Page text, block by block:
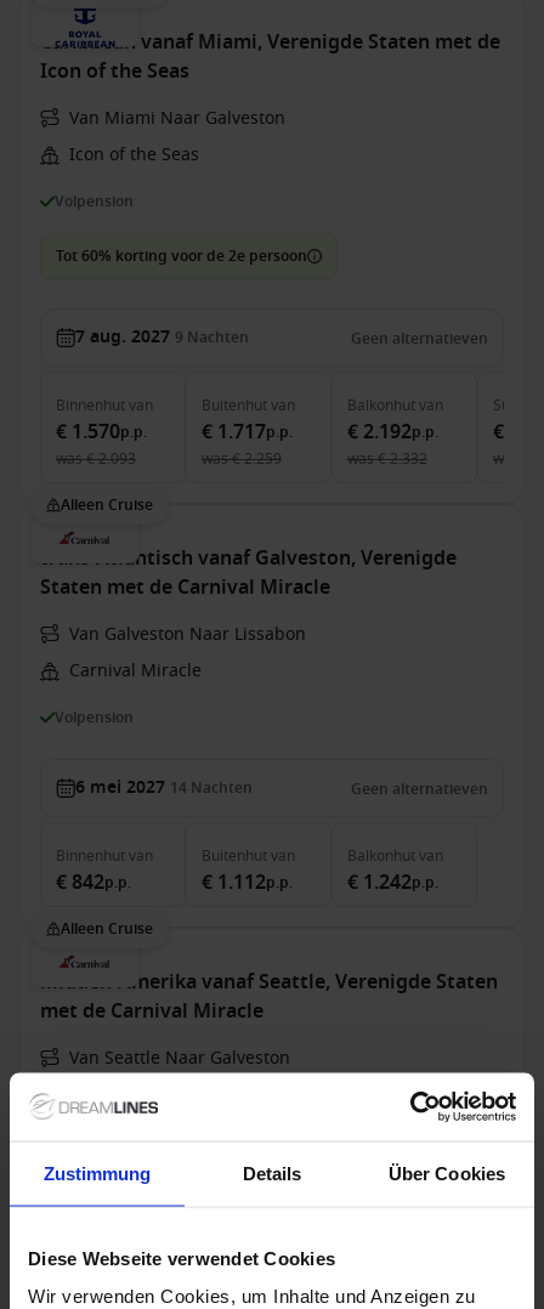
Zustimmung Details Über Cookies
Diese Webseite verwendet Cookies
Wir verwenden Cookies, um Inhalte und Anzeigen zu
Caribbean vanaf Miami, Verenigde Staten met de
Icon of the Seas
Van Miami Naar Galveston
Icon of the Seas
Volpension
Tot 60% korting voor de 2e persoon
7 aug. 2027 9 Nachten Geen alternatieven
Binnenhutvan
€ 1.570p.p.
was€ 2.093
Buitenhutvan
€ 1.717p.p.
was€ 2.259
Balkonhutvan
€ 2.192p.p.
was€ 2.332
Suite
€
was
Alleen Cruise
trans-Atlantisch vanaf Galveston, Verenigde
Staten met de Carnival Miracle
Van Galveston Naar Lissabon
Carnival Miracle
Volpension
6 mei 2027 14 Nachten Geen alternatieven
Binnenhutvan
€ 842p.p.
Buitenhutvan
€ 1.112p.p.
Balkonhutvan
€ 1.242p.p.
Alleen Cruise
Midden-Amerika vanaf Seattle, Verenigde Staten
met de Carnival Miracle
Van Seattle Naar Galveston
26 sep. 2026 16